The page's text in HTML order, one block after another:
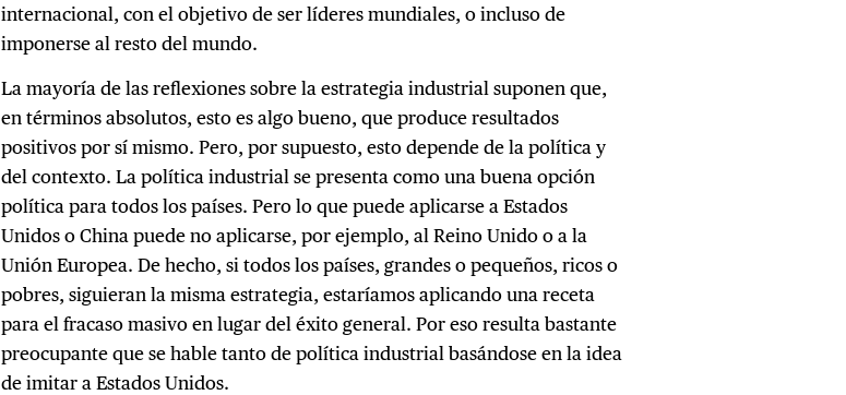
internacional, con el objetivo de ser líderes mundiales, o incluso de
imponerse al resto del mundo.
La mayoría de las reflexiones sobre la estrategia industrial suponen que,
en términos absolutos, esto es algo bueno, que produce resultados
positivos por sí mismo. Pero, por supuesto, esto depende de la política y
del contexto. La política industrial se presenta como una buena opción
política para todos los países. Pero lo que puede aplicarse a Estados
Unidos o China puede no aplicarse, por ejemplo, al Reino Unido o a la
Unión Europea. De hecho, si todos los países, grandes o pequeños, ricos o
pobres, siguieran la misma estrategia, estaríamos aplicando una receta
para el fracaso masivo en lugar del éxito general. Por eso resulta bastante
preocupante que se hable tanto de política industrial basándose en la idea
de imitar a Estados Unidos.